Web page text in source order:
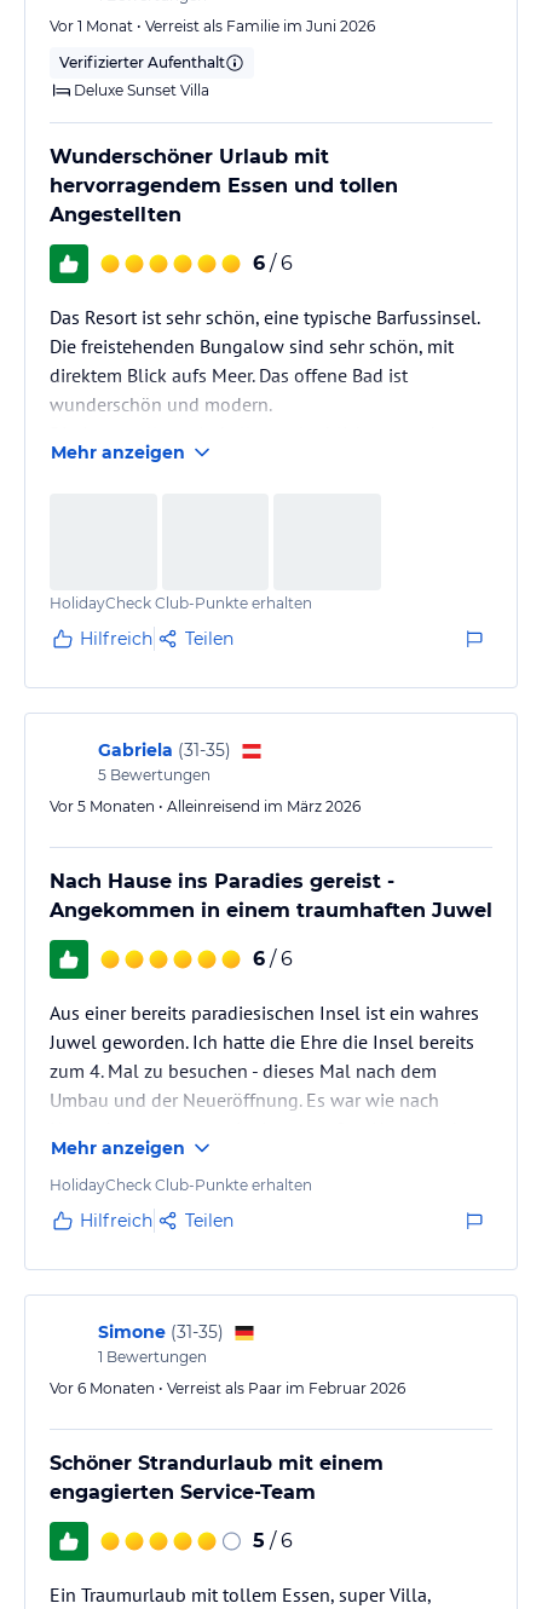
Vor 1 Monat • Verreist als Familie im Juni 2026
Verifizierter Aufenthalt
Deluxe Sunset Villa
Wunderschöner Urlaub mit
hervorragendem Essen und tollen
Angestellten
6 / 6
Das Resort ist sehr schön, eine typische Barfussinsel.
Die freistehenden Bungalow sind sehr schön, mit
direktem Blick aufs Meer. Das offene Bad ist
wunderschön und modern.
zuvorkommend und sehr aufmerksam. Die Küche ist
Mehr anzeigen
HolidayCheck Club-Punkte erhalten
Hilfreich Teilen
Gabriela (31-35)
5 Bewertungen
Vor 5 Monaten • Alleinreisend im März 2026
Nach Hause ins Paradies gereist -
Angekommen in einem traumhaften Juwel
6 / 6
Aus einer bereits paradiesischen Insel ist ein wahres
Juwel geworden. Ich hatte die Ehre die Insel bereits
zum 4. Mal zu besuchen - dieses Mal nach dem
Umbau und der Neueröffnung. Es war wie nach
es einem dieses Mal noch schwerer gemacht hat,
wieder gehen zu müssen. Reethi hatte schon immer
dieses besondere Etwas, doch NH Collection hat
erstrahlen lassen und es noch mehr hervorgehoben
und in ein Gefühl verwandelt, das…
Mehr anzeigen
HolidayCheck Club-Punkte erhalten
Hilfreich Teilen
Simone (31-35)
1 Bewertungen
Vor 6 Monaten • Verreist als Paar im Februar 2026
Schöner Strandurlaub mit einem
engagierten Service-Team
5 / 6
Ein Traumurlaub mit tollem Essen, super Villa,